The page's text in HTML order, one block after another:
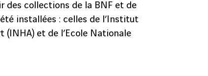
des collections de la BNF et de
installées : celles de l’Institut
(INHA) et de l’Ecole Nationale